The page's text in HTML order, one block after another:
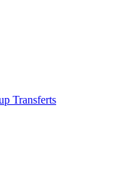
Transferts